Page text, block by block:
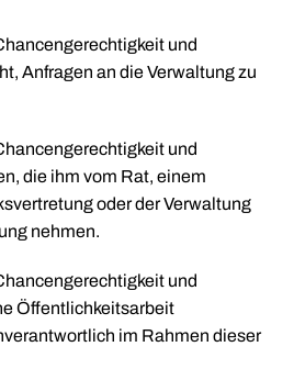
und
Anfragen an die Verwaltung zu
und
die ihm vom Rat, einem
oder der Verwaltung
nehmen.
und
Öffentlichkeitsarbeit
im Rahmen dieser